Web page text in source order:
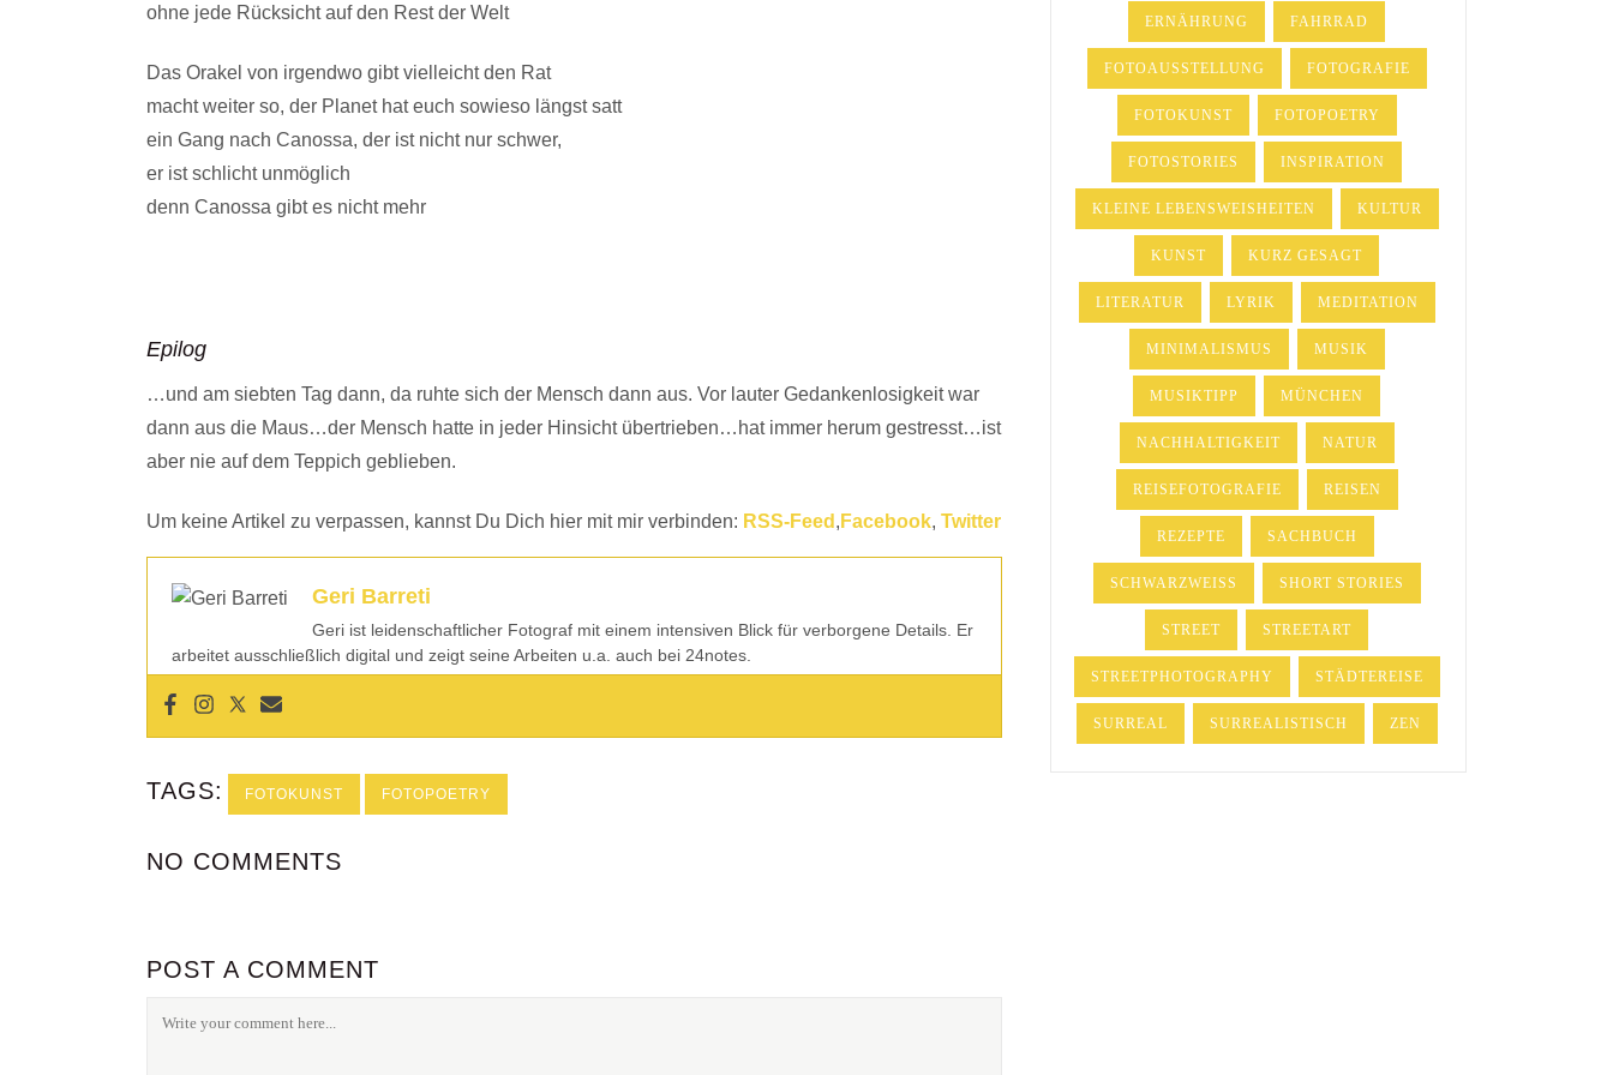
ohne jede Rücksicht auf den Rest der Welt
Das Orakel von irgendwo gibt vielleicht den Rat
macht weiter so, der Planet hat euch sowieso längst satt
ein Gang nach Canossa, der ist nicht nur schwer,
er ist schlicht unmöglich
denn Canossa gibt es nicht mehr
Epilog
…und am siebten Tag dann, da ruhte sich der Mensch dann aus. Vor lauter Gedankenlosigkeit war
dann aus die Maus…der Mensch hatte in jeder Hinsicht übertrieben…hat immer herum gestresst…ist
aber nie auf dem Teppich geblieben.
Um keine Artikel zu verpassen, kannst Du Dich hier mit mir verbinden: RSS-Feed , Facebook, Twitter
Geri Barreti
Geri ist leidenschaftlicher Fotograf mit einem intensiven Blick für verborgene Details. Er
arbeitet ausschließlich digital und zeigt seine Arbeiten u.a. auch bei 24notes.
TAGS: FOTOKUNST FOTOPOETRY
NO COMMENTS
POST A COMMENT
ERNÄHRUNG FAHRRAD
FOTOAUSSTELLUNG FOTOGRAFIE
FOTOKUNST FOTOPOETRY
FOTOSTORIES INSPIRATION
KLEINE LEBENSWEISHEITEN KULTUR
KUNST KURZ GESAGT
LITERATUR LYRIK MEDITATION
MINIMALISMUS MUSIK
MUSIKTIPP MÜNCHEN
NACHHALTIGKEIT NATUR
REISEFOTOGRAFIE REISEN
REZEPTE SACHBUCH
SCHWARZWEISS SHORT STORIES
STREET STREETART
STREETPHOTOGRAPHY STÄDTEREISE
SURREAL SURREALISTISCH ZEN